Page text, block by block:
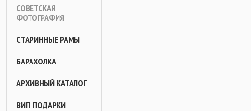
СОВЕТСКАЯ
ФОТОГРАФИЯ
СТАРИННЫЕ РАМЫ
БАРАХОЛКА
АРХИВНЫЙ КАТАЛОГ
ВИП ПОДАРКИ